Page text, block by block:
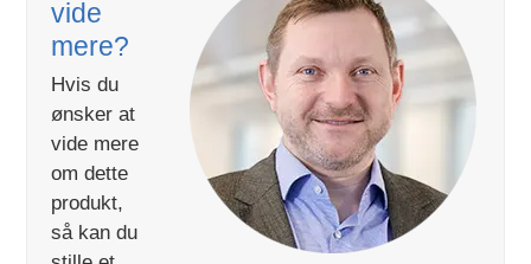
vide
mere?
Hvis du
ønsker at
vide mere
om dette
produkt,
så kan du